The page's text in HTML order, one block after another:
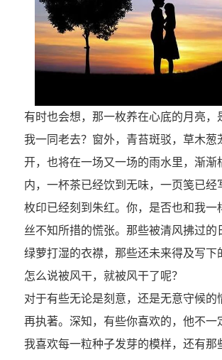
有时也会想，那一枚养在心底的月亮，
我一同老去？窗外，青苔斑驳，草木葱
开，也将在一场又一场的雨水里，渐渐
内，一杯茶已经饮到无味，一页笺已经
枚印已经刻到朱红。你，是否也和我一
丝不知所措的慌张。那些被清风拂过的
绿萝打湿的衣襟，那些还未来得及写下
怎么说被风干，就被风干了呢？
对于有些无论是刻意，还是无意守候的
再执著。深知，有些你喜欢的，他不一
我喜欢每一粒种子发芽的模样，还有那